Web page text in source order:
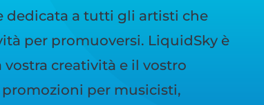
dedicata a tutti gli artisti che
per promuoversi. LiquidSky è
creatività e il vostro
per musicisti,